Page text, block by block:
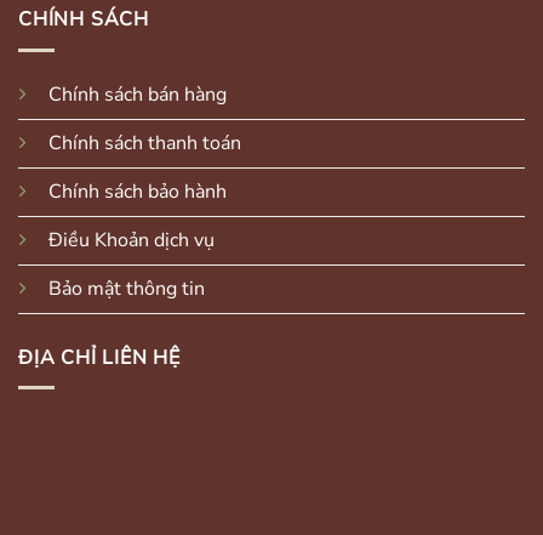
CHÍNH SÁCH
Chính sách bán hàng
Chính sách thanh toán
Chính sách bảo hành
Điều Khoản dịch vụ
Bảo mật thông tin
ĐỊA CHỈ LIÊN HỆ